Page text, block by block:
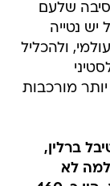
סיבה שלעם
נטייה
ולהכליל
מורכבות
ברלין,
לא